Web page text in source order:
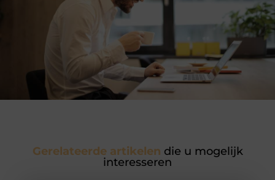
Gerelateerde artikelen die u mogelijk
interesseren